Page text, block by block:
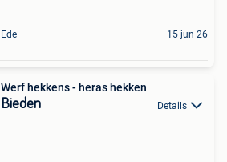
Ede 15 jun 26
Werf hekkens - heras hekken
Bieden Details